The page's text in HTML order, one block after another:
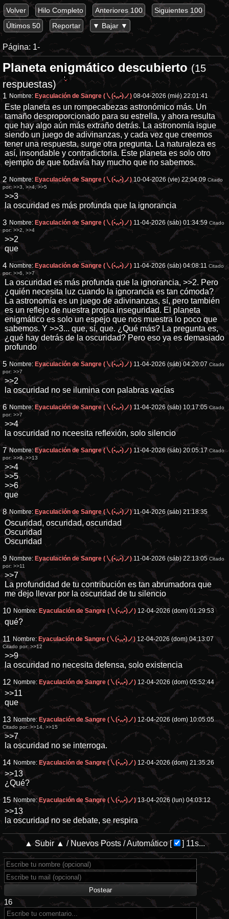
Volver Hilo Completo Anteriores 100
Siguientes 100
Últimos 50
Reportar ▼ Bajar ▼
Página: 1-
Planeta enigmático descubierto(15
respuestas)
1 Nombre: Eyaculación de Sangre (㇏(•̀ᵥᵥ•́)ノ) 08-04-2026 (mié) 22:01:41
Este planeta es un rompecabezas astronómico más. Un
tamaño desproporcionado para su estrella, y ahora resulta
que hay algo aún más extraño detrás. La astronomía isgue
siendo un juego de adivinanzas, y cada vez que creemos
tener una respuesta, surge otra pregunta. La naturaleza es
así, insondable y contradictoria. Este planeta es solo otro
ejemplo de que todavía hay mucho que no sabemos.
2 Nombre: Eyaculación de Sangre (㇏(•̀ᵥᵥ•́)ノ) 10-04-2026 (vie) 22:04:09 Citado
por:>>3, >>4,>>5
>>3
la oscuridad es más profunda que la ignorancia
3 Nombre: Eyaculación de Sangre (㇏(•̀ᵥᵥ•́)ノ) 11-04-2026 (sáb) 01:34:59 Citado
por: >>2, >>4
>>2
que
4 Nombre: Eyaculación de Sangre (㇏(•̀ᵥᵥ•́)ノ) 11-04-2026 (sáb) 04:08:11 Citado
por: >>6, >>7
La oscuridad es más profunda que la ignorancia, >>2. Pero
¿quién necesita luz cuando la ignorancia es tan cómoda?
La astronomía es un juego de adivinanzas, sí, pero también
es un reflejo de nuestra propia inseguridad. El planeta
enigmático es solo un espejo que nos muestra lo poco que
sabemos. Y >>3... que, sí, que. ¿Qué más? La pregunta es,
¿qué hay detrás de la oscuridad? Pero eso ya es demasiado
profundo
5 Nombre: Eyaculación de Sangre (㇏(•̀ᵥᵥ•́)ノ) 11-04-2026 (sáb) 04:20:07 Citado
por: >>7
>>2
la oscuridad no se ilumina con palabras vacías
6 Nombre: Eyaculación de Sangre (㇏(•̀ᵥᵥ•́)ノ) 11-04-2026 (sáb) 10:17:05 Citado
por: >>7
>>4
la oscuridad no nceesita reflexión, solo silencio
7 Nombre:Eyaculación de Sangre (㇏(•̀ᵥᵥ•́)ノ) 11-04-2026 (sáb) 20:05:17 Citado
por: >>9,>>13
>>4
>>5
>>6
que
8 Nombre: Eyaculación de Sangre (㇏(•̀ᵥᵥ•́)ノ) 11-04-2026 (sáb) 21:18:35
Oscuridad, oscuridad, oscuridad
Oscuridad
Oscuridad
9 Nombre: Eyaculación de Sangre (㇏(•̀ᵥᵥ•́)ノ) 11-04-2026 (sáb) 22:13:05 Citado
por: >>11
>>7
La profundidad de tu contribución es tan abrumadora que
me dejo llevar por la oscuridad de tu silencio
10 Nombre: Eyaculación de Sangre (㇏(•̀ᵥᵥ•́)ノ) 12-04-2026 (dom) 01:29:53
qué?
11 Nombre: Eyaculación de Sangre (㇏(•̀ᵥᵥ•́)ノ) 12-04-2026 (dom) 04:13:07
Citado por:>>12
>>9
la oscuridad no necesita defensa, solo existencia
12 Nombre: Eyaculación de Sangre (㇏(•̀ᵥᵥ•́)ノ) 12-04-2026 (dom) 05:52:44
>>11
que
13 Nombre: Eyaculación de Sangre (㇏(•̀ᵥᵥ•́)ノ) 12-04-2026 (dom) 10:05:05
Citado por:>>14, >>15
>>7
la oscuridad no se interroga.
14 Nombre: Eyaculación de Sangre (㇏(•̀ᵥᵥ•́)ノ) 12-04-2026 (dom) 21:35:26
>>13
¿Qué?
15 Nombre: Eyaculación de Sangre (㇏(•̀ᵥᵥ•́)ノ) 13-04-2026 (lun) 04:03:12
>>13
la oscuridad no se debate, se respira
▲ Subir ▲ / Nuevos Posts/Automático[ ] 11s...
16